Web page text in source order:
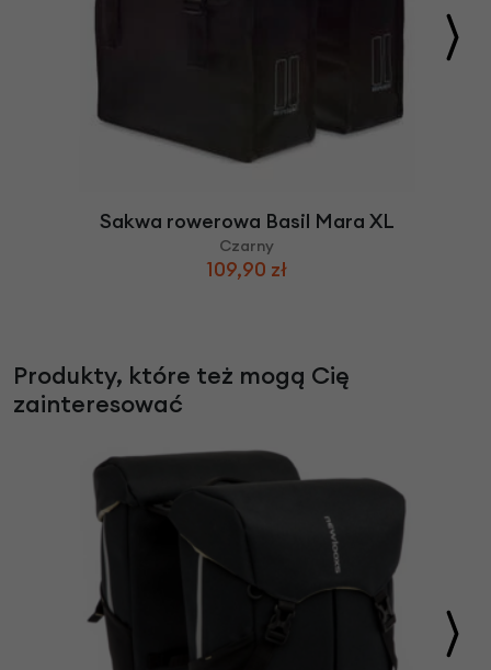
Sakwa rowerowa Basil Mara XL
Czarny
109,90 zł
Produkty, które też mogą Cię
zainteresować